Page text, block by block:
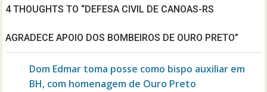
4 THOUGHTS TO “DEFESA CIVIL DE CANOAS-RS
AGRADECE APOIO DOS BOMBEIROS DE OURO PRETO”
Dom Edmar toma posse como bispo auxiliar em
BH, com homenagem de Ouro Preto